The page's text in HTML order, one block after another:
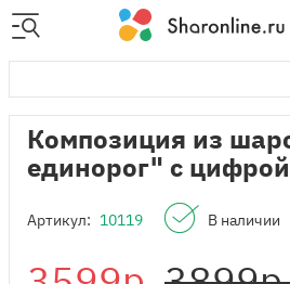
Композиция из
единорог" с цифрой
Артикул: 10119 В наличии